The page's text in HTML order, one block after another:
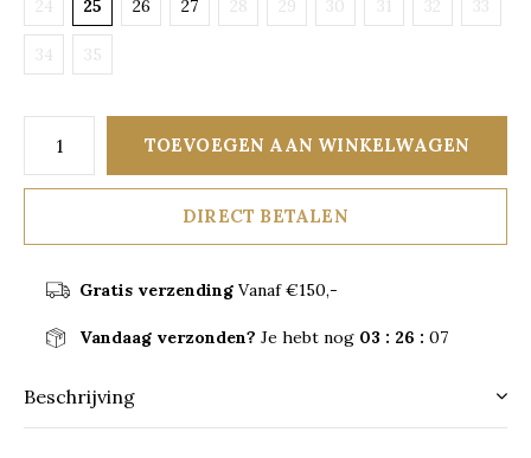
24 25 26 27 28 29 30 31 32 33
34 35
TOEVOEGEN AAN WINKELWAGEN
DIRECT BETALEN
Gratis verzendingVanaf €150,-
Vandaag verzonden? Je hebt nog 03 : 26 : 07
Beschrijving